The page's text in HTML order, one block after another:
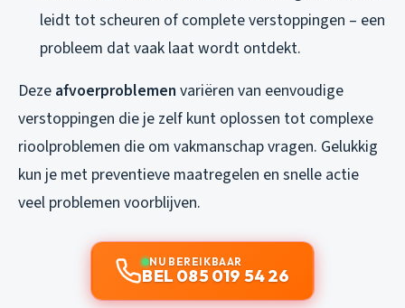
leidt tot scheuren of complete verstoppingen – een
probleem dat vaak laat wordt ontdekt.
Deze afvoerproblemen variëren van eenvoudige
verstoppingen die je zelf kunt oplossen tot complexe
rioolproblemen die om vakmanschap vragen. Gelukkig
kun je met preventieve maatregelen en snelle actie
veel problemen voorblijven.
NU BEREIKBAAR
BEL 085 019 54 26